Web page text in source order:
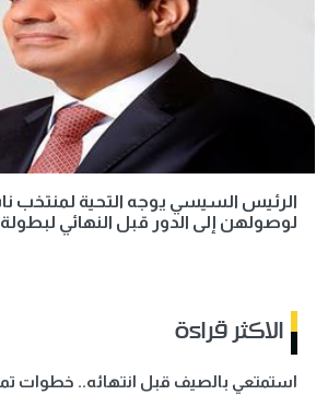
الرئيس السيسي يوجه التحية لمنتخب
لوصولهن إلى الدور قبل النهائي
الاكثر قراءة
استمتعي بالصيف قبل انتهائه.. خطوات